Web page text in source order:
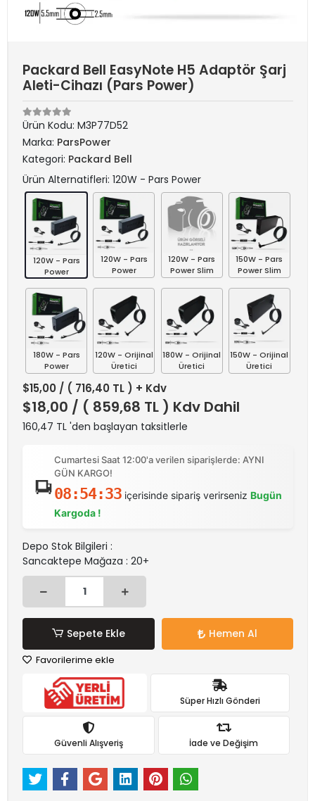
Packard Bell EasyNote H5 Adaptör Şarj
Aleti-Cihazı (Pars Power)
Ürün Kodu: M3P77D52
Marka: ParsPower
Kategori: Packard Bell
Ürün Alternatifleri: 120W - Pars Power
120W - Pars
Power
120W - Pars
Power
120W - Pars
Power Slim
150W - Pars
Power Slim
180W - Pars
Power
120W - Orijinal
Üretici
180W - Orijinal
Üretici
150W - Orijinal
Üretici
$15,00 / ( 716,40 TL ) + Kdv
$18,00 / ( 859,68 TL ) Kdv Dahil
160,47 TL 'den başlayan taksitlerle
Cumartesi Saat 12:00'a verilen siparişlerde: AYNI
GÜN KARGO!
08:54:33içerisinde sipariş verirseniz Bugün
Kargoda !
Depo Stok Bilgileri :
Sancaktepe Mağaza : 20+
Sepete Ekle Hemen Al
Favorilerime ekle
Süper Hızlı Gönderi
Güvenli Alışveriş İade ve Değişim